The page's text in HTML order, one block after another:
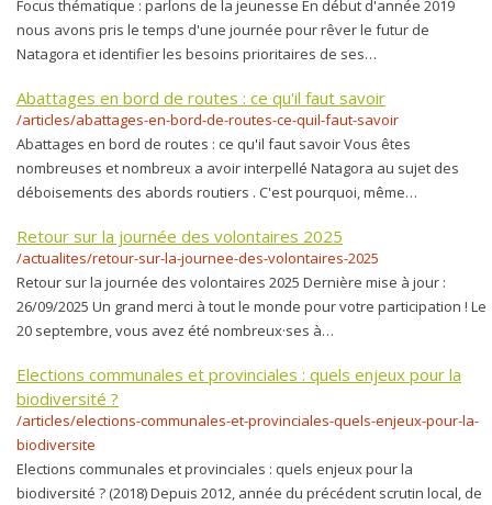
Focus thématique : parlons de la jeunesse En début d'année 2019
nous avons pris le temps d'une journée pour rêver le futur de
Natagora et identifier les besoins prioritaires de ses…
Abattages en bord de routes : ce qu'il faut savoir
/articles/abattages-en-bord-de-routes-ce-quil-faut-savoir
Abattages en bord de routes : ce qu'il faut savoir Vous êtes
nombreuses et nombreux a avoir interpellé Natagora au sujet des
déboisements des abords routiers . C'est pourquoi, même…
Retour sur la journée des volontaires 2025
/actualites/retour-sur-la-journee-des-volontaires-2025
Retour sur la journée des volontaires 2025 Dernière mise à jour :
26/09/2025 Un grand merci à tout le monde pour votre participation ! Le
20 septembre, vous avez été nombreux·ses à…
Elections communales et provinciales : quels enjeux pour la
biodiversité ?
/articles/elections-communales-et-provinciales-quels-enjeux-pour-la-
biodiversite
Elections communales et provinciales : quels enjeux pour la
biodiversité ? (2018) Depuis 2012, année du précédent scrutin local, de